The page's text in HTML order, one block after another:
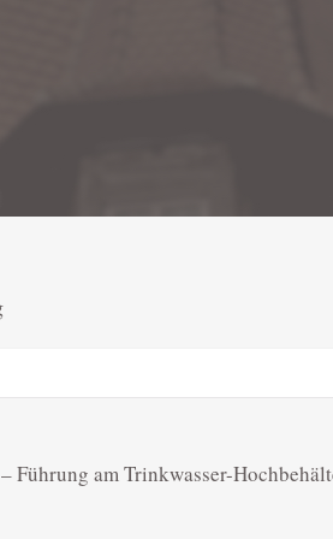
Führung am Trinkwasser-